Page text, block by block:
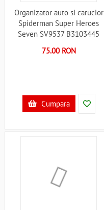
Organizator auto si carucior
Spiderman Super Heroes
Seven SV9537 B3103445
75.00 RON
Cumpara